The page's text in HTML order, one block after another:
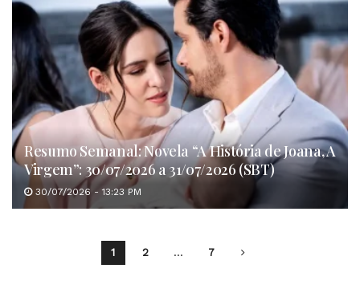
Resumo Semanal: Novela “A História de Joana, A
Virgem”: 30/07/2026 a 31/07/2026 (SBT)
30/07/2026 - 13:23 PM
1 2 … 7